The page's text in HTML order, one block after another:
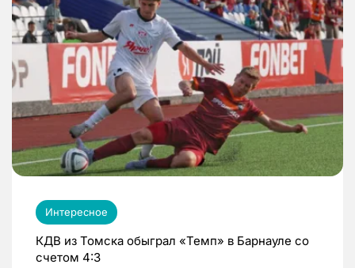
Интересное
КДВ из Томска обыграл «Темп» в Барнауле со
счетом 4:3